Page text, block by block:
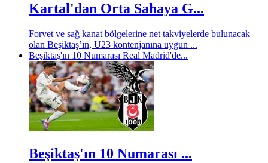
Kartal'dan Orta Sahaya G...
Forvet ve sağ kanat bölgelerine net takviyelerde bulunacak
olan Beşiktaş’ın, U23 kontenjanına uygun ...
Beşiktaş'ın 10 Numarası Real Madrid'de...
Beşiktaş'ın 10 Numarası ...